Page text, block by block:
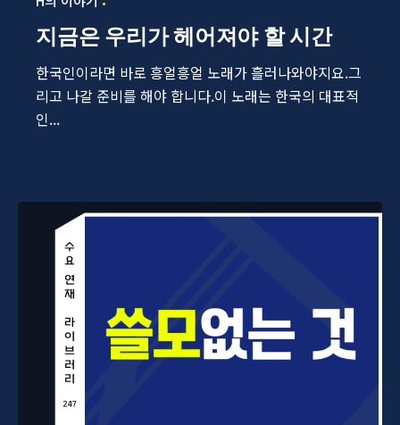
지금은 우리가 헤어져야 할 시간
한국인이라면 바로 흥얼흥얼 노래가 흘러나와야지요.그
리고 나갈 준비를 해야 합니다.이 노래는 한국의 대표적
인...